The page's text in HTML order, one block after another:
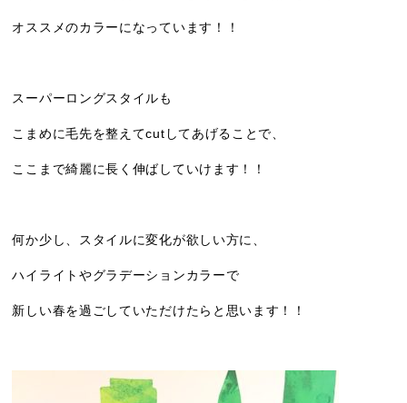
オススメのカラーになっています！！
スーパーロングスタイルも
こまめに毛先を整えてcutしてあげることで、
ここまで綺麗に長く伸ばしていけます！！
何か少し、スタイルに変化が欲しい方に、
ハイライトやグラデーションカラーで
新しい春を過ごしていただけたらと思います！！